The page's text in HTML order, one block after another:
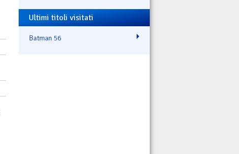
Ultimi titoli visitati
Batman 56